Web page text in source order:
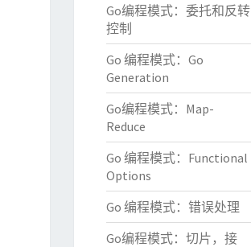
Go编程模式：委托和反转
控制
Go 编程模式：Go
Generation
Go编程模式：Map-
Reduce
Go 编程模式：Functional
Options
Go 编程模式：错误处理
Go编程模式：切片，接